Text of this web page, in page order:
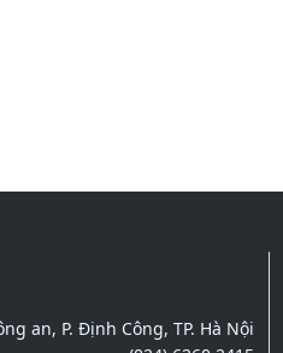
an, P. Định Công, TP. Hà Nội